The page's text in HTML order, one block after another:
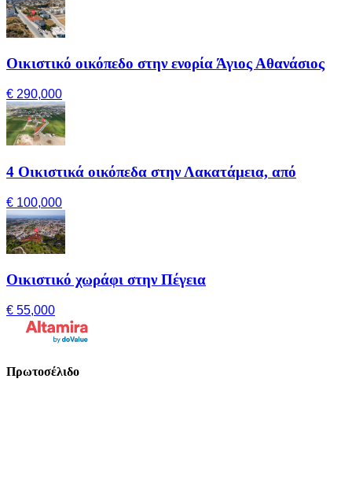
Οικιστικό οικόπεδο στην ενορία Άγιος Αθανάσιος
€ 290,000
4 Οικιστικά οικόπεδα στην Λακατάμεια, από
€ 100,000
Οικιστικό χωράφι στην Πέγεια
€ 55,000
Πρωτοσέλιδο